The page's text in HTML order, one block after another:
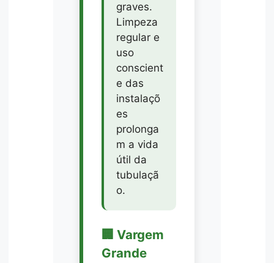
graves.
Limpeza
regular e
uso
conscient
e das
instalaçõ
es
prolonga
m a vida
útil da
tubulaçã
o.
🏢 Vargem
Grande